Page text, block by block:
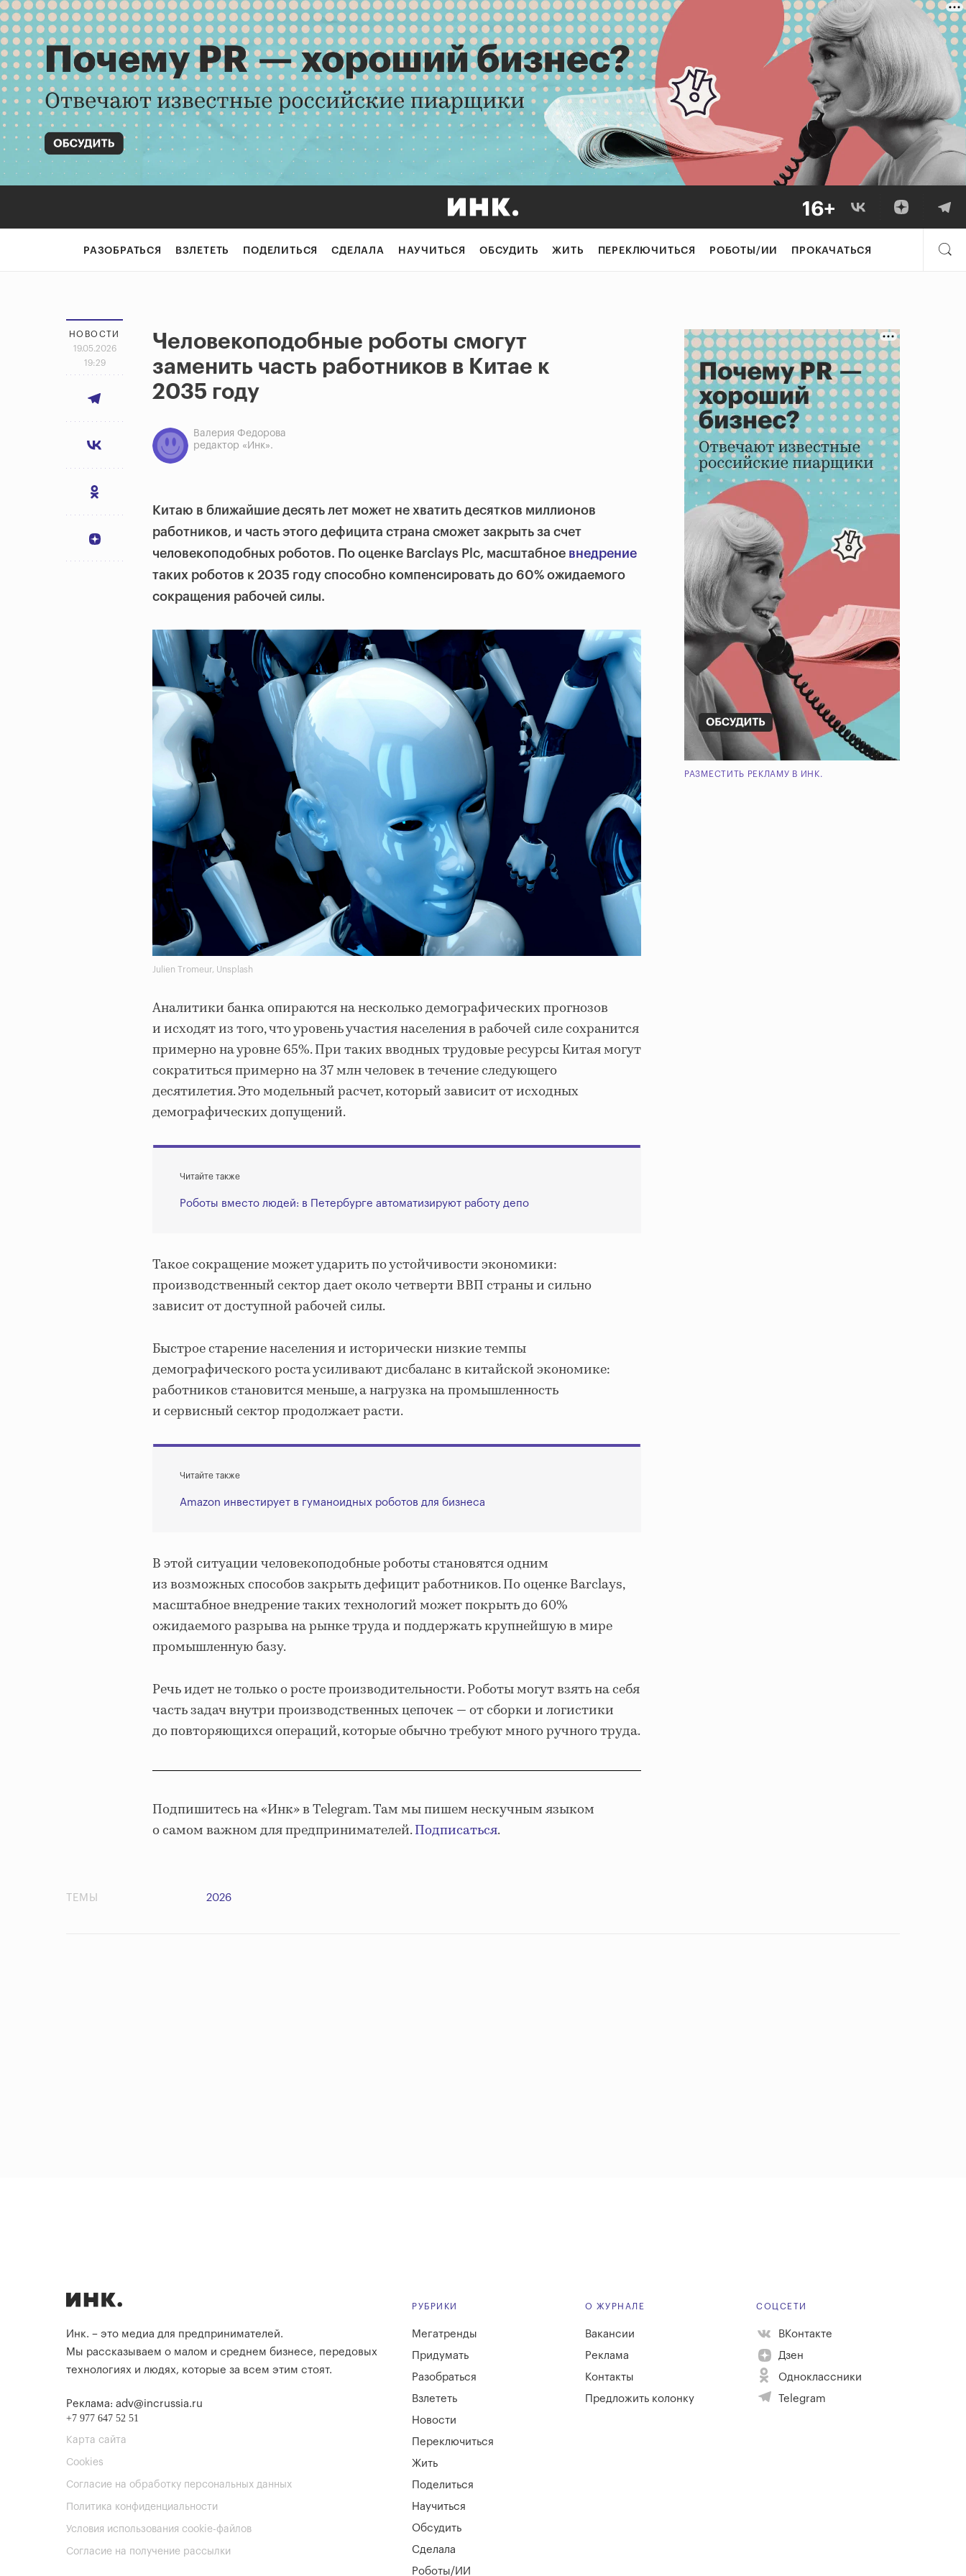
РАЗОБРАТЬСЯ ВЗЛЕТЕТЬ ПОДЕЛИТЬСЯ СДЕЛАЛА НАУЧИТЬСЯ ОБСУДИТЬ ЖИТЬ ПЕРЕКЛЮЧИТЬСЯ РОБОТЫ/ИИ ПРОКАЧАТЬСЯ
НОВОСТИ
19.05.2026
19:29
Человекоподобные роботы смогут
заменить часть работников в Китае к
2035 году
Валерия Федорова
редактор «Инк».
Китаю в ближайшие десять лет может не хватить десятков миллионов
работников, и часть этого дефицита страна сможет закрыть за счет
человекоподобных роботов. По оценке Barclays Plc, масштабное внедрение
таких роботов к 2035 году способно компенсировать до 60% ожидаемого
сокращения рабочей силы.
Julien Tromeur, Unsplash
Аналитики банка опираются на несколько демографических прогнозов
и исходят из того, что уровень участия населения в рабочей силе сохранится
примерно на уровне 65%. При таких вводных трудовые ресурсы Китая могут
сократиться примерно на 37 млн человек в течение следующего
десятилетия. Это модельный расчет, который зависит от исходных
демографических допущений.
Читайте также
Роботы вместо людей: в Петербурге автоматизируют работу депо
Такое сокращение может ударить по устойчивости экономики:
производственный сектор дает около четверти ВВП страны и сильно
зависит от доступной рабочей силы.
Быстрое старение населения и исторически низкие темпы
демографического роста усиливают дисбаланс в китайской экономике:
работников становится меньше, а нагрузка на промышленность
и сервисный сектор продолжает расти.
Читайте также
Amazon инвестирует в гуманоидных роботов для бизнеса
В этой ситуации человекоподобные роботы становятся одним
из возможных способов закрыть дефицит работников. По оценке Barclays,
масштабное внедрение таких технологий может покрыть до 60%
ожидаемого разрыва на рынке труда и поддержать крупнейшую в мире
промышленную базу.
Речь идет не только о росте производительности. Роботы могут взять на себя
часть задач внутри производственных цепочек — от сборки и логистики
до повторяющихся операций, которые обычно требуют много ручного труда.
Подпишитесь на «Инк» в Telegram. Там мы пишем нескучным языком
о самом важном для предпринимателей.Подписаться.
РАЗМЕСТИТЬ РЕКЛАМУ В ИНК.
ТЕМЫ 2026
Инк. – это медиа для предпринимателей.
Мы рассказываем о малом и среднем бизнесе, передовых
технологиях и людях, которые за всем этим стоят.
Реклама: adv@incrussia.ru
+7 977 647 52 51
Карта сайта
Cookies
Согласие на обработку персональных данных
Политика конфиденциальности
Условия использования cookie-файлов
Согласие на получение рассылки
РУБРИКИ
Мегатренды
Придумать
Разобраться
Взлететь
Новости
Переключиться
Жить
Поделиться
Научиться
Обсудить
Сделала
Роботы/ИИ
О ЖУРНАЛЕ
Вакансии
Реклама
Контакты
Предложить колонку
СОЦСЕТИ
ВКонтакте
Дзен
Одноклассники
Telegram